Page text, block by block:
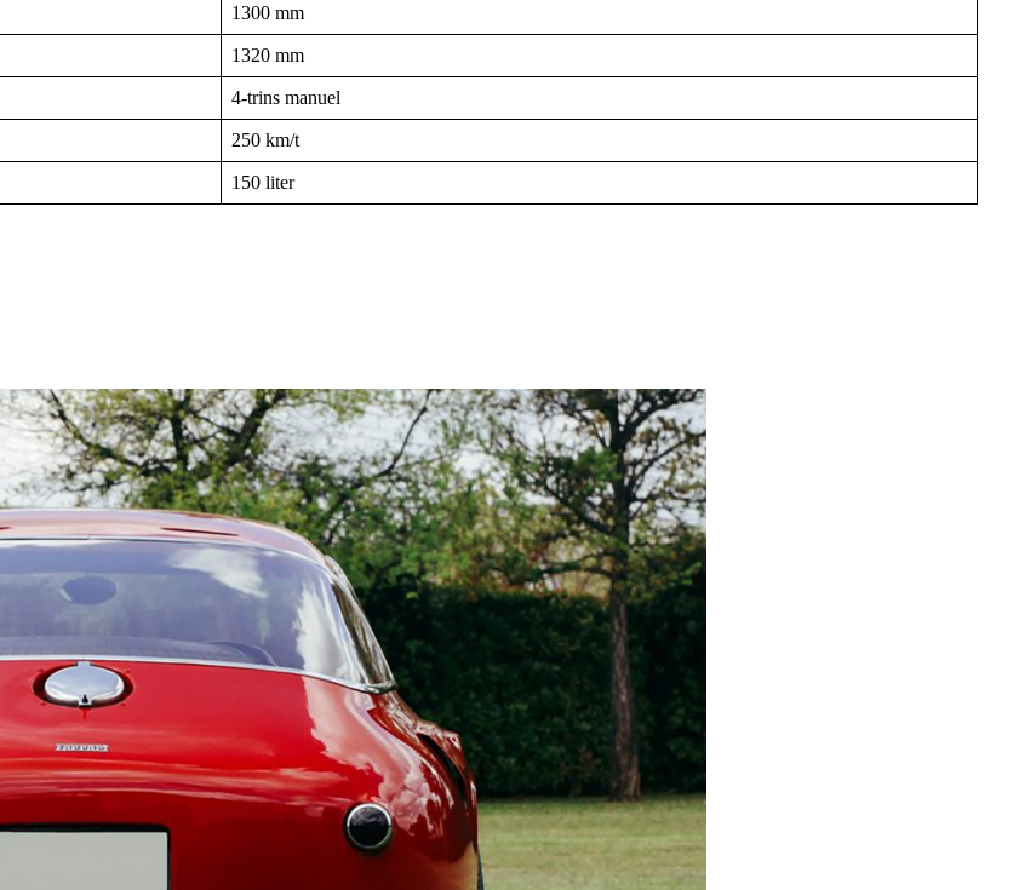
1300 mm
1320 mm
4-trins manuel
250 km/t
150 liter